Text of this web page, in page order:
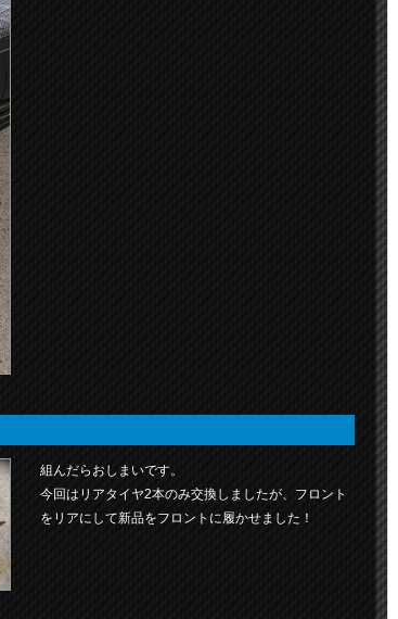
組んだらおしまいです。
今回はリアタイヤ2本のみ交換しましたが、フロント
をリアにして新品をフロントに履かせました！